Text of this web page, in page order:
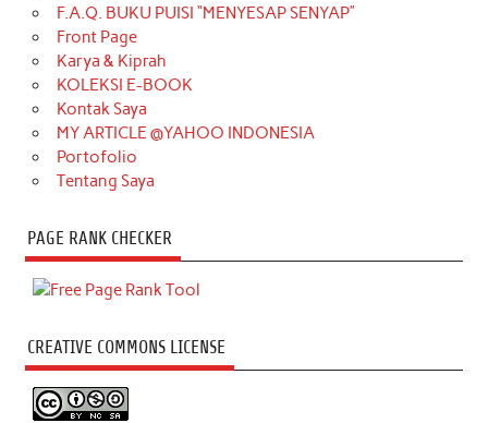
F.A.Q. BUKU PUISI “MENYESAP SENYAP”
Front Page
Karya & Kiprah
KOLEKSI E-BOOK
Kontak Saya
MY ARTICLE @YAHOO INDONESIA
Portofolio
Tentang Saya
PAGE RANK CHECKER
CREATIVE COMMONS LICENSE